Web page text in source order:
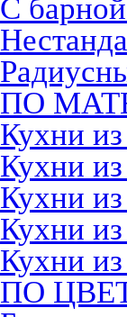
С
ПО
Кухни
Кухни
Кухни
Кухни
Кухни
ПО